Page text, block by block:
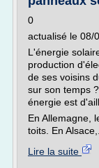
0
actualisé le 08/
L'énergie
production
de ses voisins
sur son temps
énergie est
En Allemagne,
toits. En
Lire la suite